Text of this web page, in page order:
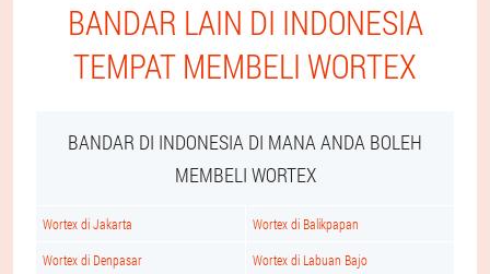
BANDAR LAIN DI INDONESIA
TEMPAT MEMBELI WORTEX
BANDAR DI INDONESIA DI MANA ANDA BOLEH
MEMBELI WORTEX
Wortex di Jakarta Wortex di Balikpapan
Wortex di Denpasar Wortex di Labuan Bajo